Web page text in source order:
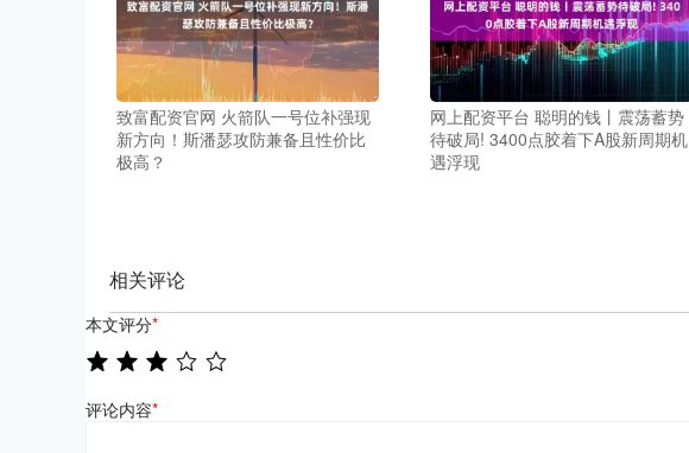
致富配资官网 火箭队一号位补强现
新方向！斯潘瑟攻防兼备且性价比
极高？
网上配资平台 聪明的钱丨震荡蓄势
待破局! 3400点胶着下A股新周期机
遇浮现
相关评论
本文评分*
评论内容*